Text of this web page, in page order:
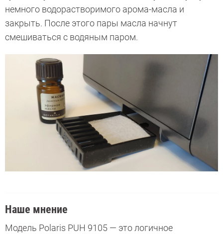
немного водорастворимого арома-масла и
закрыть. После этого пары масла начнут
смешиваться с водяным паром.
Наше мнение
Модель Polaris PUH 9105 — это логичное